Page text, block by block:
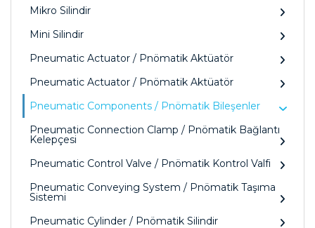
Mikro Silindir
Mini Silindir
Pneumatic Actuator / Pnömatik Aktüatör
Pneumatic Actuator / Pnömatik Aktüatör
Pneumatic Components / Pnömatik Bileşenler
Pneumatic Connection Clamp / Pnömatik Bağlantı
Kelepçesi
Pneumatic Control Valve / Pnömatik Kontrol Valfi
Pneumatic Conveying System / Pnömatik Taşıma
Sistemi
Pneumatic Cylinder / Pnömatik Silindir